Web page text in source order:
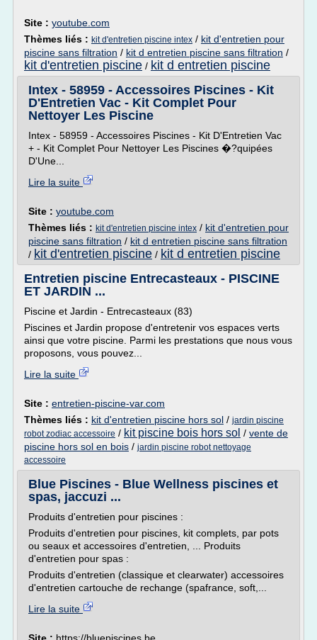
Site : youtube.com
Thèmes liés : kit d'entretien piscine intex / kit d'entretien pour
piscine sans filtration / kit d entretien piscine sans filtration /
kit d'entretien piscine / kit d entretien piscine
Intex - 58959 - Accessoires Piscines - Kit
D'Entretien Vac - Kit Complet Pour
Nettoyer Les Piscine
Intex - 58959 - Accessoires Piscines - Kit D'Entretien Vac
+ - Kit Complet Pour Nettoyer Les Piscines �?quipées
D'Une...
Lire la suite
Site : youtube.com
Thèmes liés : kit d'entretien piscine intex / kit d'entretien pour
piscine sans filtration / kit d entretien piscine sans filtration
/ kit d'entretien piscine / kit d entretien piscine
Entretien piscine Entrecasteaux - PISCINE
ET JARDIN ...
Piscine et Jardin - Entrecasteaux (83)
Piscines et Jardin propose d'entretenir vos espaces verts
ainsi que votre piscine. Parmi les prestations que nous vous
proposons, vous pouvez...
Lire la suite
Site : entretien-piscine-var.com
Thèmes liés : kit d'entretien piscine hors sol / jardin piscine
robot zodiac accessoire / kit piscine bois hors sol / vente de
piscine hors sol en bois / jardin piscine robot nettoyage
accessoire
Blue Piscines - Blue Wellness piscines et
spas, jaccuzi ...
Produits d'entretien pour piscines :
Produits d'entretien pour piscines, kit complets, par pots
ou seaux et accessoires d'entretien, ... Produits
d'entretien pour spas :
Produits d'entretien (classique et clearwater) accessoires
d'entretien cartouche de rechange (spafrance, soft,...
Lire la suite